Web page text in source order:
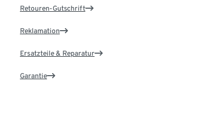
Retouren-Gutschrift
Reklamation
Ersatzteile & Reparatur
Garantie